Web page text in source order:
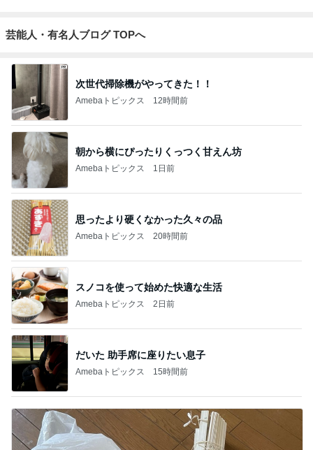
芸能人・有名人ブログ TOPへ
次世代掃除機がやってきた！！
Amebaトピックス 12時間前
朝から横にぴったりくっつく甘えん坊
Amebaトピックス 1日前
思ったより硬くなかった久々の品
Amebaトピックス 20時間前
スノコを使って始めた快適な生活
Amebaトピックス 2日前
だいた 助手席に座りたい息子
Amebaトピックス 15時間前